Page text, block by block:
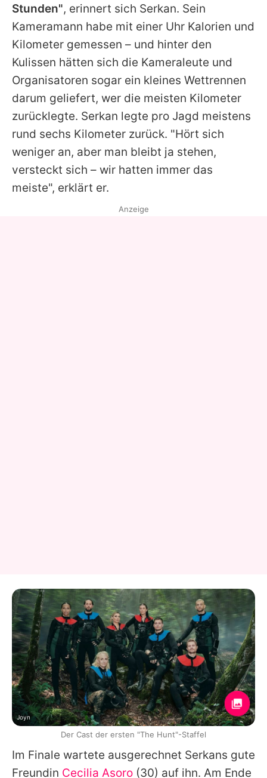
Stunden", erinnert sich Serkan. Sein
Kameramann habe mit einer Uhr Kalorien und
Kilometer gemessen – und hinter den
Kulissen hätten sich die Kameraleute und
Organisatoren sogar ein kleines Wettrennen
darum geliefert, wer die meisten Kilometer
zurücklegte. Serkan legte pro Jagd meistens
rund sechs Kilometer zurück. "Hört sich
weniger an, aber man bleibt ja stehen,
versteckt sich – wir hatten immer das
meiste", erklärt er.
Im Finale wartete ausgerechnet Serkans gute
Freundin Cecilia Asoro (30) auf ihn. Am Ende
Anzeige
Joyn
Der Cast der ersten "The Hunt"-Staffel